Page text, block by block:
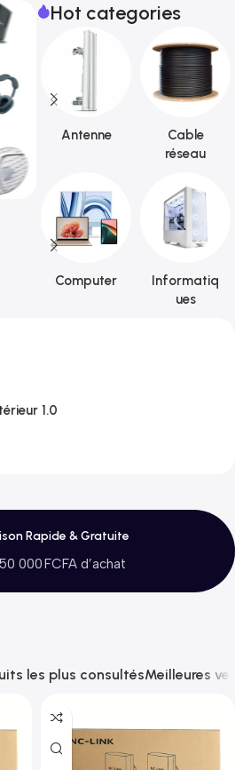
Hot categories
Antenne
Cable
réseau
Computer
Informatiq
ues
1.0
Rapide & Gratuite
000 FCFA d’achat
les plus consultésMeilleures